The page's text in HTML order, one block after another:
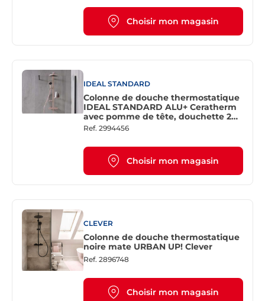
Choisir mon magasin
IDEAL STANDARD
Colonne de douche thermostatique
IDEAL STANDARD ALU+ Ceratherm
avec pomme de tête, douchette 2
jets et 2 tablettes - Finition Rose
Ref. 2994456
Choisir mon magasin
CLEVER
Colonne de douche thermostatique
noire mate URBAN UP! Clever
Ref. 2896748
Choisir mon magasin